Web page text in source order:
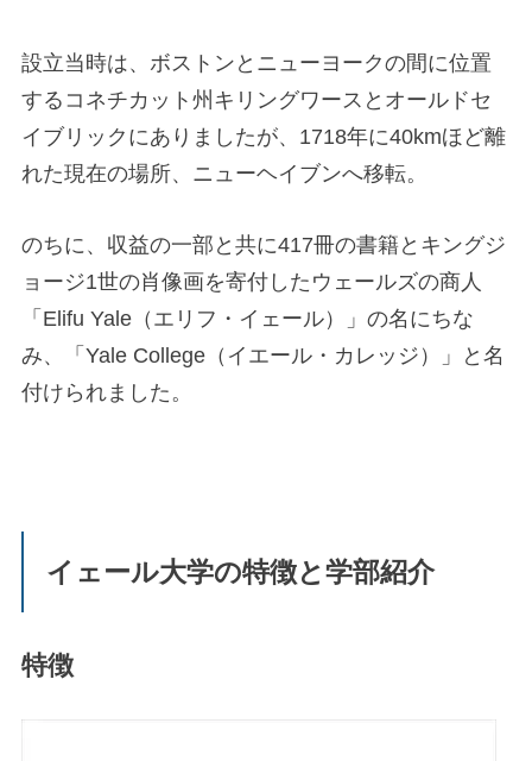
設立当時は、ボストンとニューヨークの間に位置
するコネチカット州キリングワースとオールドセ
イブリックにありましたが、1718年に40kmほど離
れた現在の場所、ニューヘイブンへ移転。
のちに、収益の一部と共に417冊の書籍とキングジ
ョージ1世の肖像画を寄付したウェールズの商人
「Elifu Yale（エリフ・イェール）」の名にちな
み、「Yale College（イエール・カレッジ）」と名
付けられました。
イェール大学の特徴と学部紹介
特徴